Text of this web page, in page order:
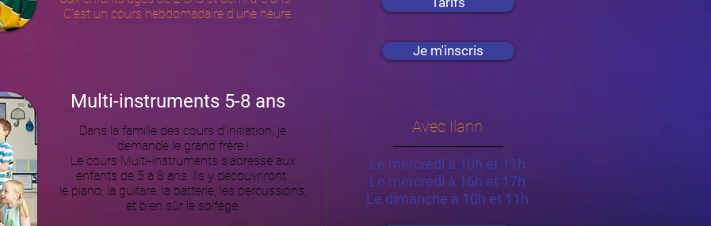
C'est un cours hebdomadaire d'une heure.
Je m'inscris
Multi-instruments 5-8 ans
Dans la famille des cours d'initiation, je
demande le grand frère !
Le cours Multi-Instruments s'adresse aux
enfants de 5 à 8 ans. Ils y découvriront
le piano, la guitare, la batterie, les percussions,
et bien sûr le solfège.
Avec Ilann
Le mercredi à 10h et 11h
Le mercredi à 16h et 17h
Le dimanche à 10h et 11h